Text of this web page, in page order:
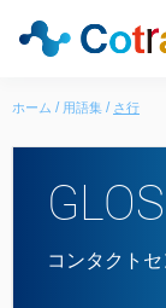
ホーム 用語集 さ行
コンタクト